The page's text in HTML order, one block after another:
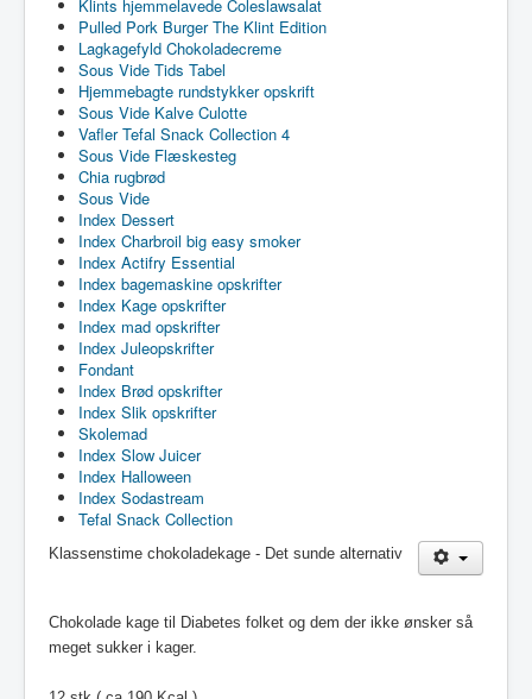
Klints hjemmelavede Coleslawsalat
Pulled Pork Burger The Klint Edition
Lagkagefyld Chokoladecreme
Sous Vide Tids Tabel
Hjemmebagte rundstykker opskrift
Sous Vide Kalve Culotte
Vafler Tefal Snack Collection 4
Sous Vide Flæskesteg
Chia rugbrød
Sous Vide
Index Dessert
Index Charbroil big easy smoker
Index Actifry Essential
Index bagemaskine opskrifter
Index Kage opskrifter
Index mad opskrifter
Index Juleopskrifter
Fondant
Index Brød opskrifter
Index Slik opskrifter
Skolemad
Index Slow Juicer
Index Halloween
Index Sodastream
Tefal Snack Collection
Klassenstime chokoladekage - Det sunde alternativ
Chokolade kage til Diabetes folket og dem der ikke ønsker så
meget sukker i kager.